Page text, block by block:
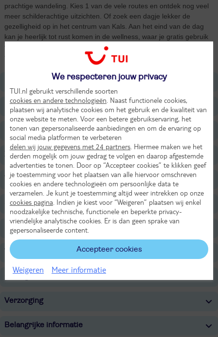
prachtige wandeling. Kies 1 van de vele routes en ontdek nog veel
meer schilderachtige uitzichten. Of zoek een dagje lekker de
gezelligheid op in het centrum van Kals. Aan het eind van de dag
kan je heerlijk tot rust komen in de wellness, waar je gratis gebruik
van maakt. En 's avonds weer genieten van het uitzicht op het
terras. Wat is het ook heerlijk tussen de Oostenrijkse bergen.
Faciliteiten
Restaurants/Bars
Zwembaden
Wellness
Sport & Activiteiten
Entertainment
Voor de kinderen
Overige informatie
Verzorging
Belangrijke informatie
We respecteren jouw privacy
TUI.nl gebruikt verschillende soorten
cookies en andere technologieën . Naast functionele cookies,
plaatsen wij analytische cookies om het gebruik en de kwaliteit van
onze website te meten. Voor een betere gebruikservaring, het
tonen van gepersonaliseerde aanbiedingen en om de ervaring op
social media platformen te verbeteren
delen wij jouw gegevens met 24 partners . Hiermee maken we het
derden mogelijk om jouw gedrag te volgen en daarop afgestemde
advertenties te tonen. Door op “Accepteer cookies” te klikken geef
je toestemming voor het plaatsen van alle hiervoor omschreven
cookies en andere technologieën om persoonlijke data te
verzamelen. Je kunt je toestemming altijd weer intrekken op onze
cookies pagina . Indien je kiest voor “Weigeren” plaatsen wij enkel
noodzakelijke technische, functionele en beperkte privacy-
vriendelijke analytische cookies. Er is dan geen sprake van
gepersonaliseerde content.
Accepteer cookies
Weigeren Meer informatie